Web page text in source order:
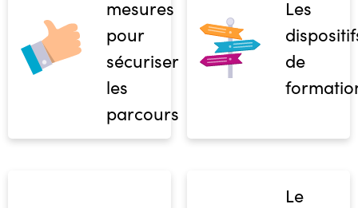
mesures
pour
sécuriser
les
parcours
Les
de
Le